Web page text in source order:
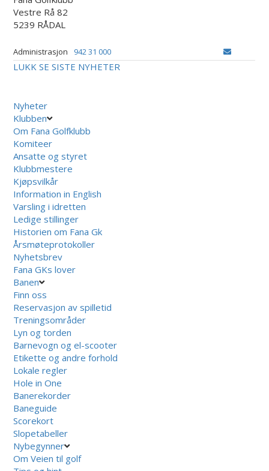
Vestre Rå 82
5239 RÅDAL
Administrasjon 942 31 000
LUKK SE SISTE NYHETER
Nyheter
Klubben
Om Fana Golfklubb
Komiteer
Ansatte og styret
Klubbmestere
Kjøpsvilkår
Information in English
Varsling i idretten
Ledige stillinger
Historien om Fana Gk
Årsmøteprotokoller
Nyhetsbrev
Fana GKs lover
Banen
Finn oss
Reservasjon av spilletid
Treningsområder
Lyn og torden
Barnevogn og el-scooter
Etikette og andre forhold
Lokale regler
Hole in One
Banerekorder
Baneguide
Scorekort
Slopetabeller
Nybegynner
Om Veien til golf